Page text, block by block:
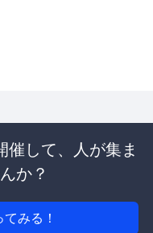
して、人が集ま
か？
みる！